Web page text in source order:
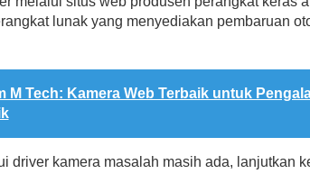
lunak yang menyediakan pembaruan
M Tech: Kamera Web Terbaik untuk
driver kamera masalah masih ada, lanjutkan